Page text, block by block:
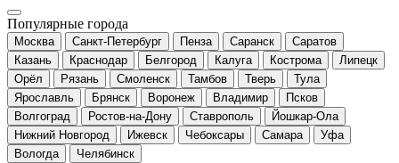
Популярные города
Москва Санкт-Петербург Пенза Саранск
Саратов
Казань
Краснодар Белгород Калуга Кострома
Липецк
Орёл
Рязань Смоленск Тамбов Тверь
Тула
Ярославль
Брянск Воронеж Владимир
Псков
Волгоград
Ростов-на-Дону Ставрополь
Йошкар-Ола
Нижний Новгород
Ижевск Чебоксары Самара
Уфа
Вологда
Челябинск